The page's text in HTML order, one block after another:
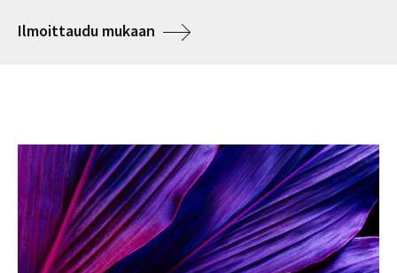
Ilmoittaudu mukaan